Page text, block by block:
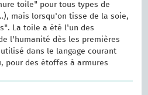
toile" pour tous types de
mais lorsqu'on tisse de la soie,
La toile a été l'un des
l'humanité dès les premières
dans le langage courant
pour des étoffes à armures